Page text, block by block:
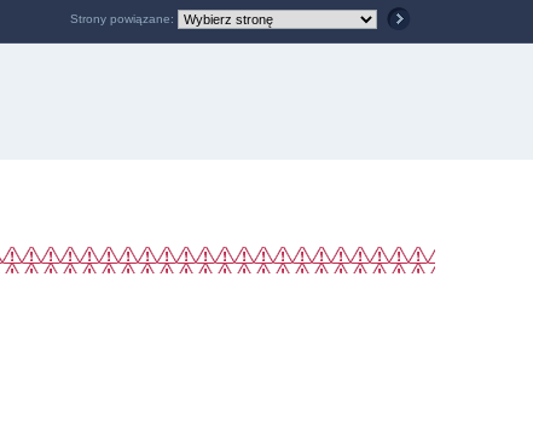
Strony powiązane: